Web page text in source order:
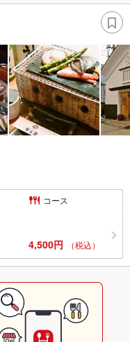
コース
4,500円 （税込）